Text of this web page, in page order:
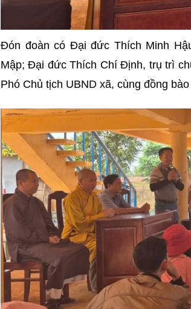
Đón đoàn có Đại đức Thích Minh
Mập; Đại đức Thích Chí Định, trụ trì
Phó Chủ tịch UBND xã, cùng đồng